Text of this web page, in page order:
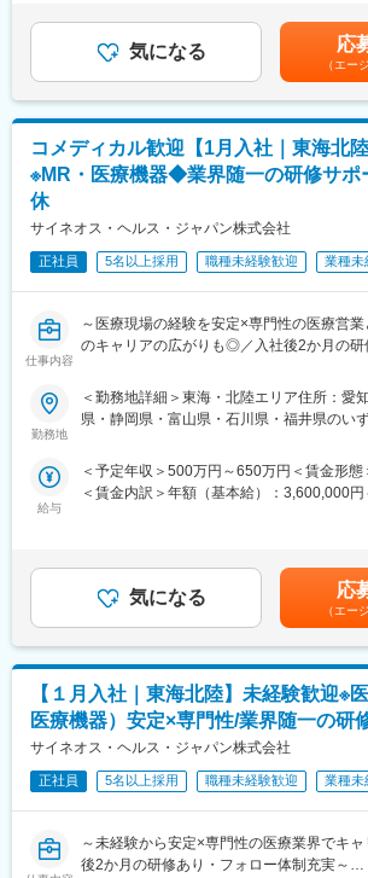
給取得もしやすく、年間140日ほど休んで
業部やグループ会社への異動実績も豊富に
経営コンサル、医薬品メーカーのマーケテ
者などの管理部門）
営業経験を活かして様々なキャリアプ
変更の範囲：会社の定める業務
■キャリアパス：
志向性や身につけたいスキルに応じて様々
ます。
・1つの領域（心臓外科や整形外科など）を
・複数のプロジェクトに参画して経験を広げ
・本社スタッフ（プロジェクトマネージャ
■働く魅力
・同社の社員でいながら、様々なメーカー
直雇用へ転籍するチャンスもあります。
（ご自身に合わないと感じられた場合、オ
・転勤は東北・関東などエリア単位内で限
方的に配属エリアを決定されることもあり
※CSOとは…
社の社員を取引先企業に派遣し、派遣先の
くことでメーカーを支援しています。
プロジェクトごとに異なりますが、同社ま
にて研修が十分にございます。
プロジェクト配属後もマネージャーが丁寧
仕事の悩みやキャリア相談だけでなく、業
もしっかりとケアします。業界でも特に支
す。
◇LINEの企業アカウントから、沿革・事業
ビュー等が閲覧可能です◇
https://liff.line.me/1655046877-Gm8rqdqY/
変更の範囲：会社の定める業務
する可能性があります。月給(月額)は固定
気になる 応
（エー
コメディカル歓迎【1月入社｜東海北
※MR・医療機器◆業界随一の研修サポ
休
サイネオス・ヘルス・ジャパン株式会社
正社員 5名以上採用 職種未経験歓迎 業種未
仕事内容
～医療現場の経験を安定×専門性の医療営
のキャリアの広がりも◎／入社後2か月の研
■ 仕事概要
未経験から、医療業界の専門職であるMR（
当社は製薬・医療機器メーカーの営業業務
「CSO（Contract Sales Organization）」
医師などに提案するため、市場では需要が
ています。
・MRとは
主に医師や薬剤師等へ、担当製品の情報提
設の患者様に応じた情報提供や、担当製品
行います。
※MRだけでなく、医療機器営業職としてア
ございます。
本的なビジネスマナーから、医療営業とし
期社員と支えあいながら習得することが可能
勤務地
＜勤務地詳細＞東海・北陸エリア住所：愛
県・静岡県・富山県・石川県・福井県のい
給与
＜予定年収＞500万円～650万円＜賃金形態
＜賃金内訳＞年額（基本給）：3,600,000
動・四半期一時金：10万円（四半期に1回
だし支給条件有。他、永続勤務報奨金（3年
勤務10万円…）ございます。賃金はあくま
り、選考を通じて上下する可能性がありま
当を含めた表記です。
気になる 応
（エー
【１月入社｜東海北陸】未経験歓迎※
医療機器）安定×専門性/業界随一の研
サイネオス・ヘルス・ジャパン株式会社
正社員 5名以上採用 職種未経験歓迎 業種未
～未経験から安定×専門性の医療業界でキ
後2か月の研修あり・フォロー体制充実～